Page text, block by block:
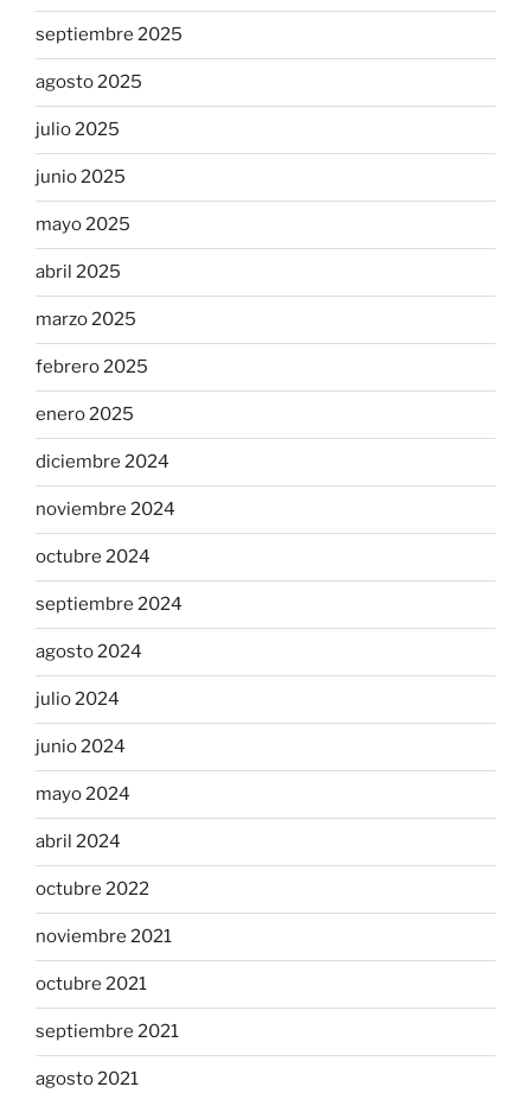
septiembre 2025
agosto 2025
julio 2025
junio 2025
mayo 2025
abril 2025
marzo 2025
febrero 2025
enero 2025
diciembre 2024
noviembre 2024
octubre 2024
septiembre 2024
agosto 2024
julio 2024
junio 2024
mayo 2024
abril 2024
octubre 2022
noviembre 2021
octubre 2021
septiembre 2021
agosto 2021